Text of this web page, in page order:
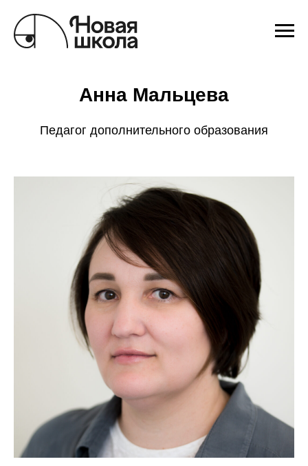
Анна Мальцева
Педагог дополнительного образования